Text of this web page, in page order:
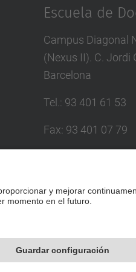
Escuela de
Campus Diagonal
(Nexus II). C. Jordi
Barcelona
Tel. : 93 401 61 53
Fax: 93 401 07 79